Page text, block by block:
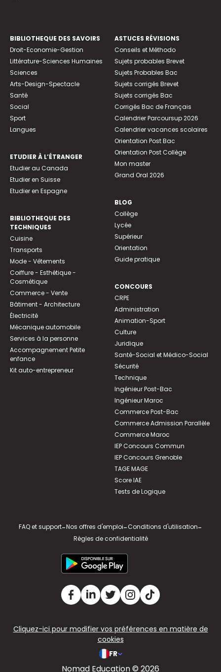
BIBLIOTHEQUE DES SAVOIRS
Droit-Economie-Gestion
Littérature-Sciences Humaines
Sciences
Arts-Design-Spectacle
Santé
Social
Sport
Langues
ETUDIER À L’ÉTRANGER
Etudier au Canada
Etudier en Suisse
Etudier en Espagne
BIBLIOTHEQUE DES
TECHNIQUES
Cuisine
Transports
Mode - Vêtements
Coiffure - Esthétique -
Cosmétique
Commerce - Vente
Bâtiment - Architecture
Électricité
Mécanique automobile
Services à la personne
Accompagnement Petite
enfance
Kit auto-entrepreneur
ASTUCES RÉVISIONS
Conseils et Méthodo
Sujets probables Brevet
Sujets Probables Bac
Sujets corrigés Brevet
Sujets corrigés Bac
Corrigés Bac de Français
Calendrier Parcoursup 2026
Calendrier vacances scolaires
Orientation Post Bac
Orientation Post Collège
Mon master
Grand Oral 2026
BLOG
Collège
Lycée
Supérieur
Orientation
Guide pratique
CONCOURS
CRPE
Administration
Animation-Sport
Culture
Juridique
Santé-Social et Médico-Social
Sécurité
Technique
Ingénieur Post-Bac
Ingénieur Maroc
Commerce Post-Bac
Commerce Admission Parallèle
Commerce Maroc
IEP Concours Commun
IEP Concours Grenoble
TAGE MAGE
Score IAE
Tests de Logique
FAQ et support-Nos offres d'emploi-Conditions d'utilisation-
Règles de confidentialité
Cliquez-ici pour modifier vos préférences en matière de
cookies
FR
Nomad Education © 2026